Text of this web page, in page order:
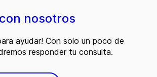
nosotros
ayudar! Con solo un poco de
responder tu consulta.